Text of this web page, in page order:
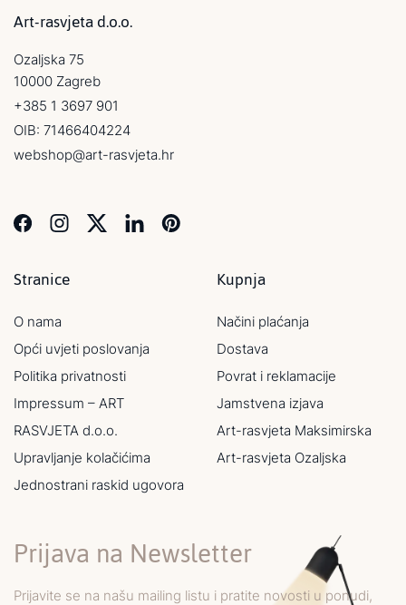
Art-rasvjeta d.o.o.
Ozaljska 75
10000 Zagreb
+385 1 3697 901
OIB: 71466404224
webshop@art-rasvjeta.hr
Stranice
O nama
Opći uvjeti poslovanja
Politika privatnosti
Impressum – ART
RASVJETA d.o.o.
Upravljanje kolačićima
Jednostrani raskid ugovora
Kupnja
Načini plaćanja
Dostava
Povrat i reklamacije
Jamstvena izjava
Art-rasvjeta Maksimirska
Art-rasvjeta Ozaljska
Prijava na Newsletter
Prijavite se na našu mailing listu i pratite novosti u ponudi,